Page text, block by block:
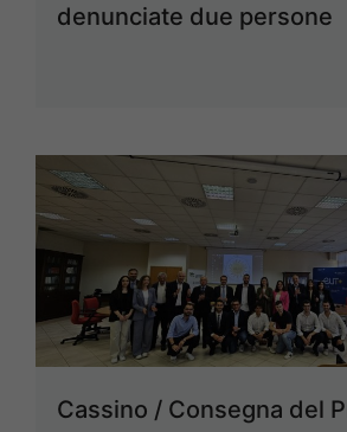
denunciate due persone
Cassino / Consegna del